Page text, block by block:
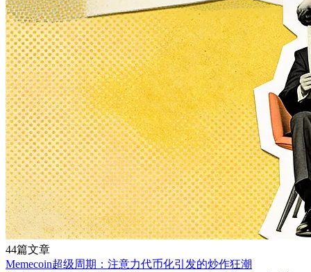
44篇文章
Memecoin超级周期：注意力代币化引发的炒作狂潮